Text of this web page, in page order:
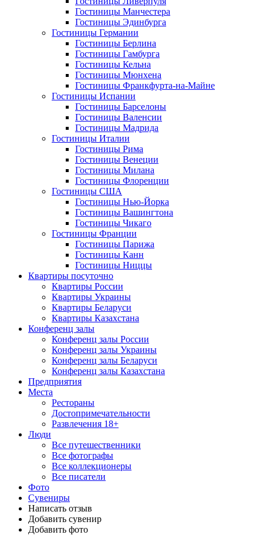
Гостиницы Манчестера
Гостиницы Эдинбурга
Гостиницы Германии
Гостиницы Берлина
Гостиницы Гамбурга
Гостиницы Кельна
Гостиницы Мюнхена
Гостиницы Франкфурта-на-Майне
Гостиницы Испании
Гостиницы Барселоны
Гостиницы Валенсии
Гостиницы Мадрида
Гостиницы Италии
Гостиницы Рима
Гостиницы Венеции
Гостиницы Милана
Гостиницы Флоренции
Гостиницы США
Гостиницы Нью-Йорка
Гостиницы Вашингтона
Гостиницы Чикаго
Гостиницы Франции
Гостиницы Парижа
Гостиницы Канн
Гостиницы Ниццы
Квартиры посуточно
Квартиры России
Квартиры Украины
Квартиры Беларуси
Квартиры Казахстана
Конференц залы
Конференц залы России
Конференц залы Украины
Конференц залы Беларуси
Конференц залы Казахстана
Предприятия
Места
Рестораны
Достопримечательности
Развлечения 18+
Люди
Все путешественники
Все фотографы
Все коллекционеры
Все писатели
Фото
Сувениры
Написать отзыв
Добавить сувенир
Добавить фото